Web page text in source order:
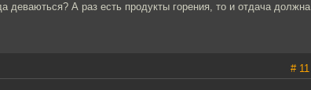
деваються? А раз есть продукты горения, то и отдача должна
# 11